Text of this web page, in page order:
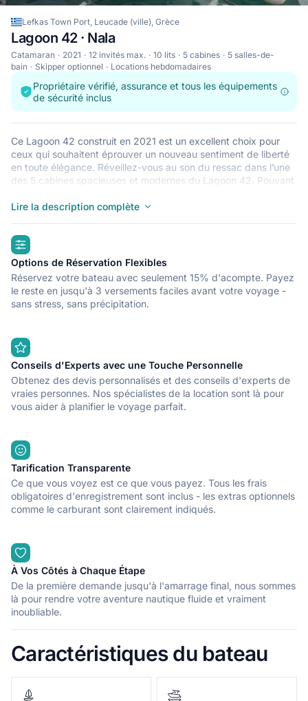
Lefkas Town Port, Leucade (ville), Grèce
Lagoon 42 · Nala
Catamaran 2021 12 invités max. 10 lits 5 cabines
5 salles-de-
bain
Skipper optionnel Locations hebdomadaires
Propriétaire vérifié, assurance et tous les équipements
de sécurité inclus
Ce Lagoon 42 construit en 2021 est un excellent choix pour
ceux qui souhaitent éprouver un nouveau sentiment de liberté
en toute élégance. Réveillez-vous au son du ressac dans l’une
des 5 cabines spacieuses et modernes du Lagoon 42. Pouvant
naviguer avec des amis et en famille. Le Lagoon 42 est situé à
pour explorer Grèce en bateau. Bonne navigation !
Lire la description complète
highlights
Options de Réservation Flexibles
Réservez votre bateau avec seulement 15% d'acompte. Payez
le reste en jusqu'à 3 versements faciles avant votre voyage -
sans stress, sans précipitation.
Conseils d'Experts avec une Touche Personnelle
Obtenez des devis personnalisés et des conseils d'experts de
vraies personnes. Nos spécialistes de la location sont là pour
vous aider à planifier le voyage parfait.
Tarification Transparente
Ce que vous voyez est ce que vous payez. Tous les frais
obligatoires d'enregistrement sont inclus - les extras optionnels
comme le carburant sont clairement indiqués.
À Vos Côtés à Chaque Étape
De la première demande jusqu'à l'amarrage final, nous sommes
là pour rendre votre aventure nautique fluide et vraiment
inoubliable.
Caractéristiques du bateau